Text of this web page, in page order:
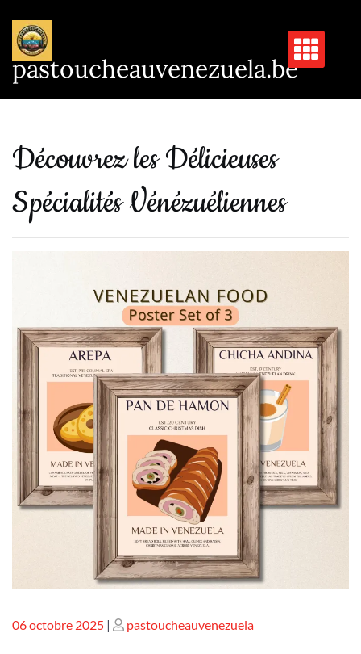
contenu
pastoucheauvenezuela.be
Découvrez les Délicieuses
Spécialités Vénézuéliennes
Publié
06 octobre 2025 | Publié
pastoucheauvenezuela